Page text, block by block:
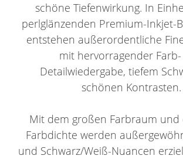
schöne Tiefenwirkung. In
perlglänzenden Premium-Inkjet-
entstehen außerordentliche
mit hervorragender
Detailwiedergabe, tiefem
schönen Kontrasten.
Mit dem großen Farbraum
Farbdichte werden
und Schwarz/Weiß-Nuancen